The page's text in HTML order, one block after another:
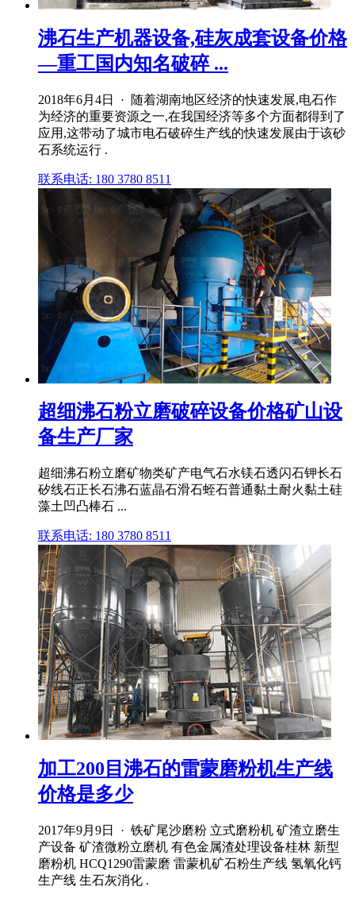
沸石生产机器设备,硅灰成套设备价格
—重工国内知名破碎 ...
2018年6月4日 · 随着湖南地区经济的快速发展,电石作
为经济的重要资源之一,在我国经济等多个方面都得到了
应用,这带动了城市电石破碎生产线的快速发展由于该砂
石系统运行 .
联系电话: 180 3780 8511
超细沸石粉立磨破碎设备价格矿山设
备生产厂家
超细沸石粉立磨矿物类矿产电气石水镁石透闪石钾长石
矽线石正长石沸石蓝晶石滑石蛭石普通黏土耐火黏土硅
藻土凹凸棒石 ...
联系电话: 180 3780 8511
加工200目沸石的雷蒙磨粉机生产线
价格是多少
2017年9月9日 · 铁矿尾沙磨粉 立式磨粉机 矿渣立磨生
产设备 矿渣微粉立磨机 有色金属渣处理设备桂林 新型
磨粉机 HCQ1290雷蒙磨 雷蒙机矿石粉生产线 氢氧化钙
生产线 生石灰消化 .